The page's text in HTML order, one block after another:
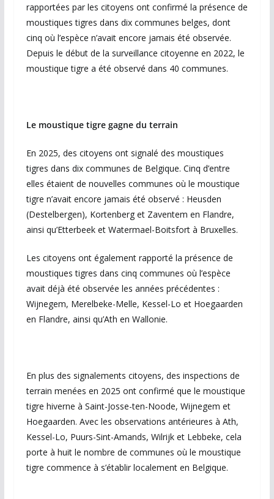
rapportées par les citoyens ont confirmé la présence de
moustiques tigres dans dix communes belges, dont
cinq où l’espèce n’avait encore jamais été observée.
Depuis le début de la surveillance citoyenne en 2022, le
moustique tigre a été observé dans 40 communes.
Le moustique tigre gagne du terrain
En 2025, des citoyens ont signalé des moustiques
tigres dans dix communes de Belgique. Cinq d’entre
elles étaient de nouvelles communes où le moustique
tigre n’avait encore jamais été observé : Heusden
(Destelbergen), Kortenberg et Zaventem en Flandre,
ainsi qu’Etterbeek et Watermael-Boitsfort à Bruxelles.
Les citoyens ont également rapporté la présence de
moustiques tigres dans cinq communes où l’espèce
avait déjà été observée les années précédentes :
Wijnegem, Merelbeke-Melle, Kessel-Lo et Hoegaarden
en Flandre, ainsi qu’Ath en Wallonie.
En plus des signalements citoyens, des inspections de
terrain menées en 2025 ont confirmé que le moustique
tigre hiverne à Saint-Josse-ten-Noode, Wijnegem et
Hoegaarden. Avec les observations antérieures à Ath,
Kessel-Lo, Puurs-Sint-Amands, Wilrijk et Lebbeke, cela
porte à huit le nombre de communes où le moustique
tigre commence à s’établir localement en Belgique.